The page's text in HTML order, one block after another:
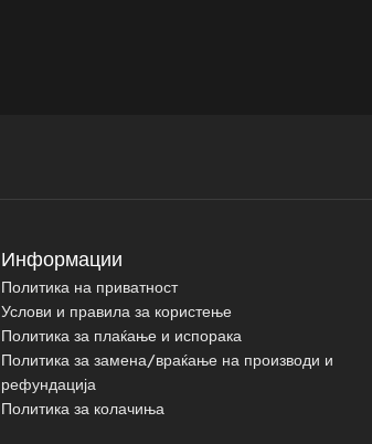
Информации
Политика на приватност
Услови и правила за користење
Политика за плаќање и испорака
Политика за замена/враќање на производи и
рефундација
Политика за колачиња